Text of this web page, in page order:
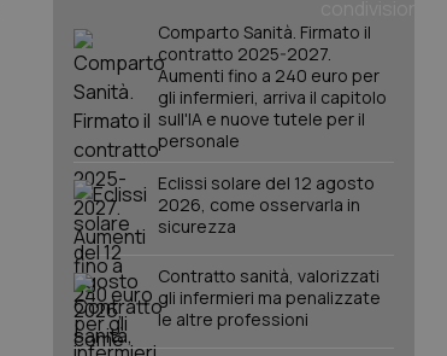
Comparto Sanità. Firmato il
contratto 2025-2027.
Aumenti fino a 240 euro per
gli infermieri, arriva il capitolo
sull'IA e nuove tutele per il
personale
Eclissi solare del 12 agosto
2026, come osservarla in
sicurezza
Contratto sanità, valorizzati
gli infermieri ma penalizzate
le altre professioni